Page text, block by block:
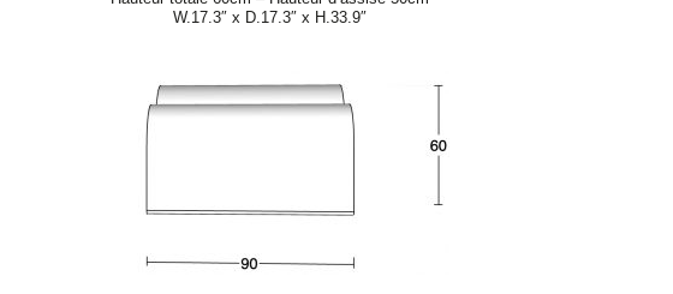
W.17.3″ x D.17.3″ x H.33.9″